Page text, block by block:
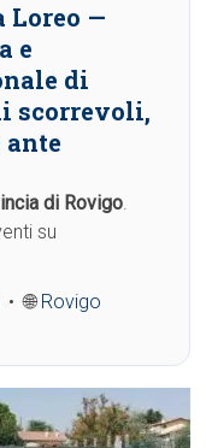
Loreo —
e
di
scorrevoli,
ante
di Rovigo.
su
• 🌐 Rovigo